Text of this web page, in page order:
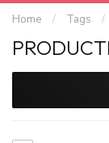
Home / Tags /